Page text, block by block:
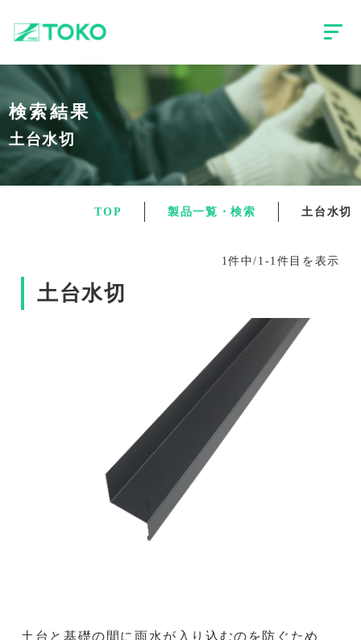
検索結果
土台水切
TOP 製品一覧・検索 土台水切
1件中/1-1件目を表示
土台水切
土台と基礎の間に雨水が入り込むのを防ぐため